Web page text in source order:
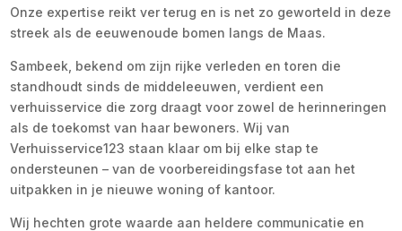
Onze expertise reikt ver terug en is net zo geworteld in deze
streek als de eeuwenoude bomen langs de Maas.
Sambeek, bekend om zijn rijke verleden en toren die
standhoudt sinds de middeleeuwen, verdient een
verhuisservice die zorg draagt voor zowel de herinneringen
als de toekomst van haar bewoners. Wij van
Verhuisservice123 staan klaar om bij elke stap te
ondersteunen – van de voorbereidingsfase tot aan het
uitpakken in je nieuwe woning of kantoor.
Wij hechten grote waarde aan heldere communicatie en